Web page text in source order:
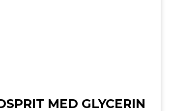
MED GLYCERIN